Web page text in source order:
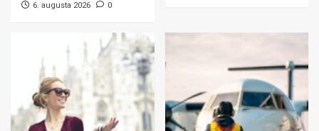
6. augusta 2026
0